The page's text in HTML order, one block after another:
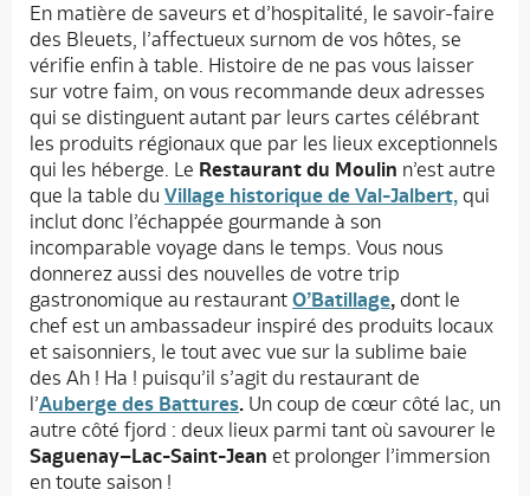
En matière de saveurs et d’hospitalité, le savoir-faire
des Bleuets, l’affectueux surnom de vos hôtes, se
vérifie enfin à table. Histoire de ne pas vous laisser
sur votre faim, on vous recommande deux adresses
qui se distinguent autant par leurs cartes célébrant
les produits régionaux que par les lieux exceptionnels
qui les héberge. Le Restaurant du Moulin n’est autre
que la table du Village historique de Val-Jalbert, qui
inclut donc l’échappée gourmande à son
incomparable voyage dans le temps. Vous nous
donnerez aussi des nouvelles de votre trip
gastronomique au restaurant O’Batillage, dont le
chef est un ambassadeur inspiré des produits locaux
et saisonniers, le tout avec vue sur la sublime baie
des Ah ! Ha ! puisqu’il s’agit du restaurant de
l’Auberge des Battures. Un coup de cœur côté lac, un
autre côté fjord : deux lieux parmi tant où savourer le
Saguenay–Lac-Saint-Jean et prolonger l’immersion
en toute saison !